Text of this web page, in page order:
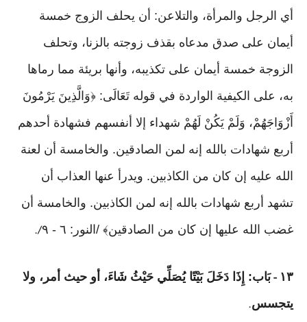
أي الرجل والمرأة، والتلاعن: أن يحلف الزوج خمسة
أيمان على صدق مدعاه بقذف زوجته بالزنا، وتحلف
الزوجة خمسة أيمان على تكذيبه، وأنها بريئة مما رماها
به، على الكيفية الواردة في قوله تَعَالَى: ﴿وَالَّذِينَ يَرْمُونَ
أَزْوَاجَهُمْ، وَلَمْ يَكُنْ لَهُمْ شهداء إلا أنفسهم فشهادة أحدهم
أربع شهادات بالله إنه لمن الصادقين. والخامسة أن لعنة
الله عليه إن كان من الكاذبين. ويدرأ عنها العذاب أن
تشهد أربع شهادات بالله إنه لمن الكاذبين. والخامسة أن
غضب الله عليها إن كان من الصادقين﴾ /النور: ٦ - ٩
/.
١٣ -بَاب: إِذَا دَخَلَ بَيْتًا يُصَلِّي حَيْثُ شَاءَ، أو حيث أمر، ولا
يتجسس.